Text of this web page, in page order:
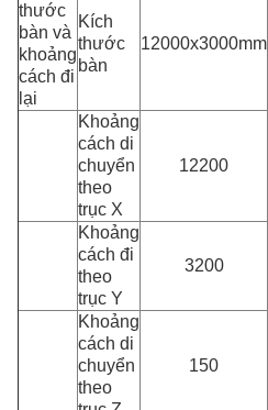
thước
bàn và
khoảng
cách đi
lại
Kích
thước
bàn
12000x3000mm
Khoảng
cách di
chuyển
theo
trục X
12200
Khoảng
cách đi
theo
trục Y
3200
Khoảng
cách di
chuyển
theo
150